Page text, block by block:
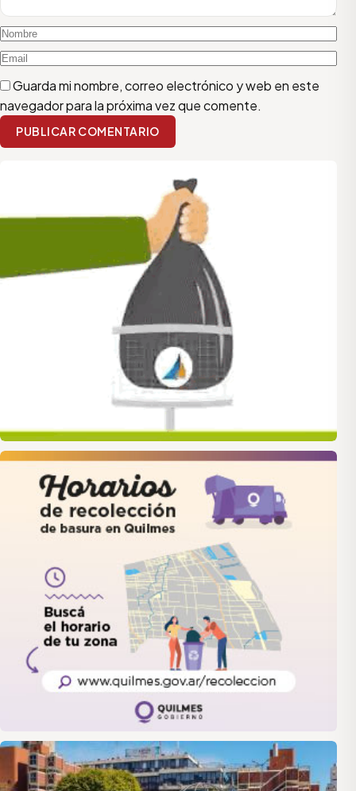
Guarda mi nombre, correo electrónico y web en este
navegador para la próxima vez que comente.
PUBLICAR COMENTARIO
quilmes
LANUS